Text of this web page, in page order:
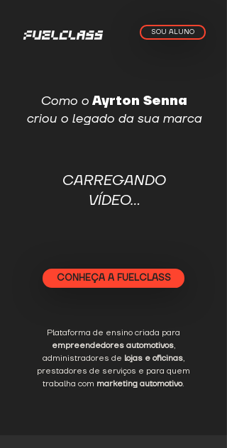
SOU ALUNO
Como o Ayrton Senna
criou o legado da sua marca
CARREGANDO
VÍDEO...
CONHEÇA A FUELCLASS
Plataforma de ensino criada para
empreendedores automotivos,
administradores de lojas e oficinas,
prestadores de serviços e para quem
trabalha com marketing automotivo.